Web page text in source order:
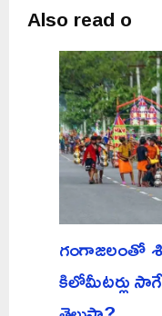
Also read o
గంగాజలంతో
కిలోమీటర్లు